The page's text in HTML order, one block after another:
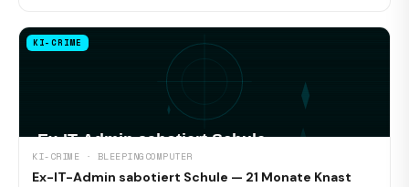
KI-CRIME
KI-CRIME · BLEEPINGCOMPUTER
Ex-IT-Admin sabotiert Schule — 21 Monate Knast